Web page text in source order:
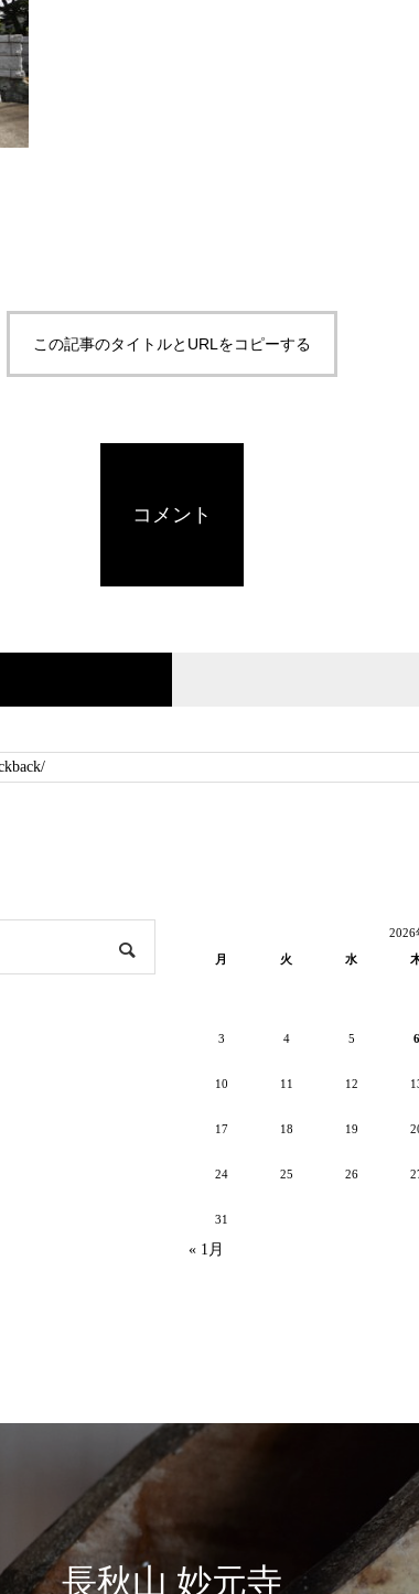
この記事のタイトルとURLをコピーする
コメント
2026
月
火 水
3 4 5 6
10 11 12
17 18 19
24 25 26
31
« 1月
長秋山 妙元寺